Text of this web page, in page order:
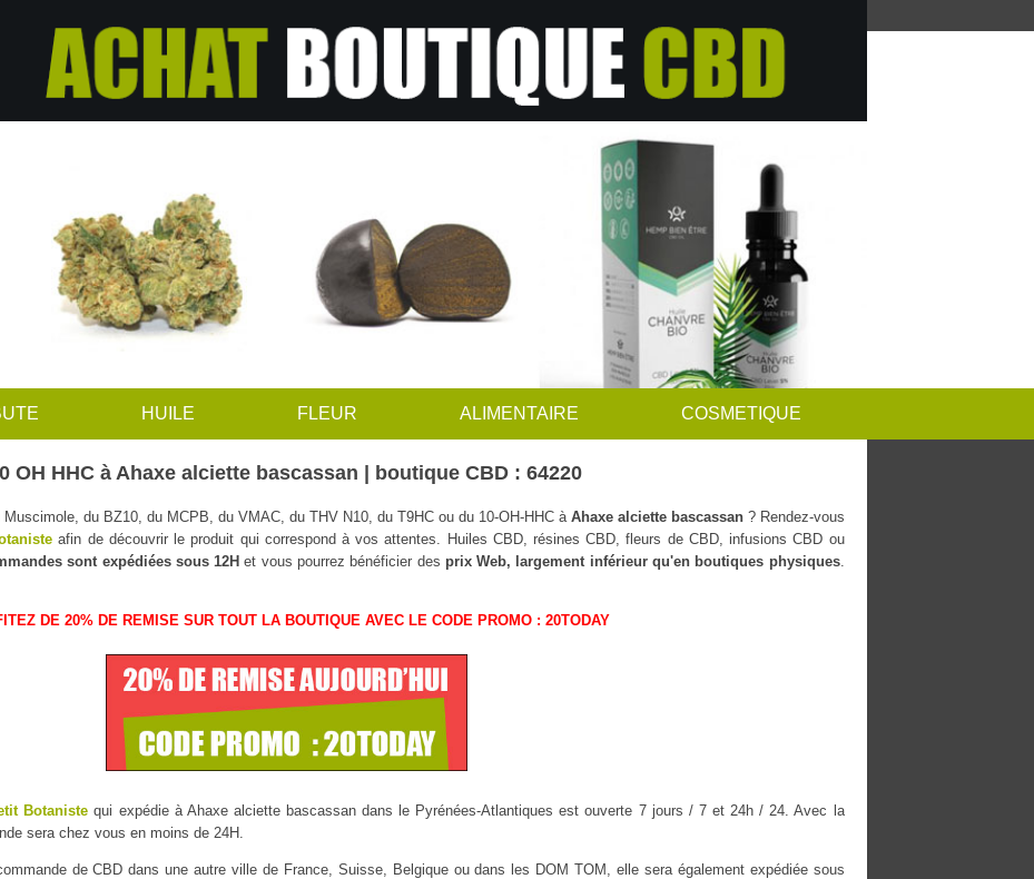
HUILE FLEUR ALIMENTAIRE COSMETIQUE
OH HHC à Ahaxe alciette bascassan | boutique CBD : 64220
du BZ10, du MCPB, du VMAC, du THV N10, du T9HC ou du 10-OH-HHC à Ahaxe alciette bascassan? Rendez-vous
afin de découvrir le produit qui correspond à vos attentes. Huiles CBD, résines CBD, fleurs de CBD, infusions CBD ou
sont expédiées sous 12H et vous pourrez bénéficier des prix Web, largement inférieur qu'en boutiques physiques.
DE 20% DE REMISE SUR TOUT LA BOUTIQUE AVEC LE CODE PROMO : 20TODAY
Botaniste qui expédie à Ahaxe alciette bascassan dans le Pyrénées-Atlantiques est ouverte 7 jours / 7 et 24h / 24. Avec la
sera chez vous en moins de 24H.
de CBD dans une autre ville de France, Suisse, Belgique ou dans les DOM TOM, elle sera également expédiée sous